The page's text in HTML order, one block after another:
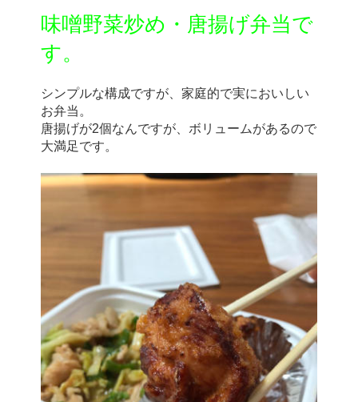
味噌野菜炒め・唐揚げ弁当で
す。
シンプルな構成ですが、家庭的で実においしい
お弁当。
唐揚げが2個なんですが、ボリュームがあるので
大満足です。